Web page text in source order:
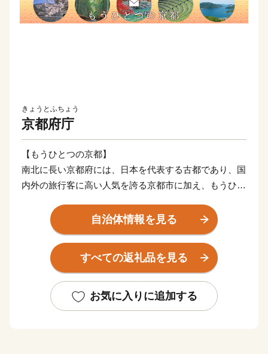
きょうとふちょう
京都府庁
【もうひとつの京都】
南北に長い京都府には、日本を代表する古都であり、国
内外の旅行客に高い人気を誇る京都市に加え、もうひと
の里･乙訓)があるのをご存じでしょうか?
これらのエリアには、京都府の多様な気候と風土のおか
げで、長年培ってきた文化や食、観光、産業など、個性
豊かな地域の魅力がたくさんあります。京都府では、も
税を通じて、寄附者の皆様に地域の魅力をお伝えできれ
ばと考えております。
自治体情報を見る
すべての返礼品を見る
お気に入りに追加する